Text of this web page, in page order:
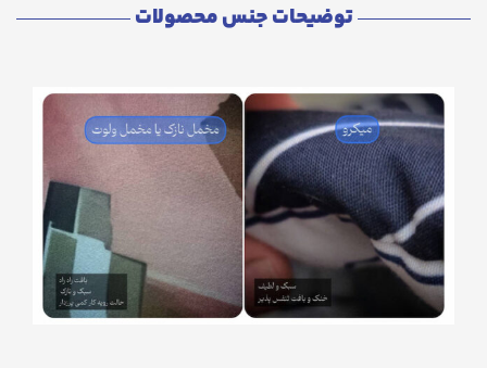
توضیحات جنس محصولات